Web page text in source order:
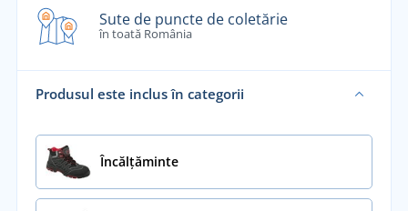
Sute de puncte de coletărie
în toată România
Produsul este inclus în categorii
Încălţăminte